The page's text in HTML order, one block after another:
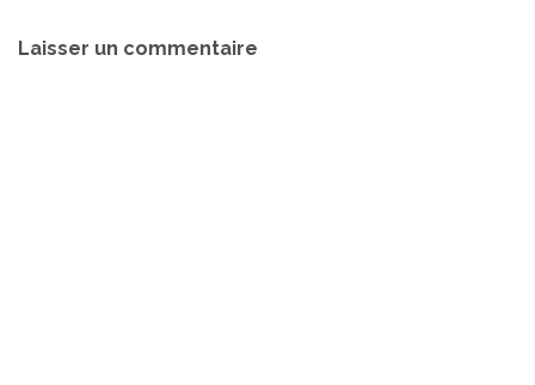
de
Laisser un commentaire